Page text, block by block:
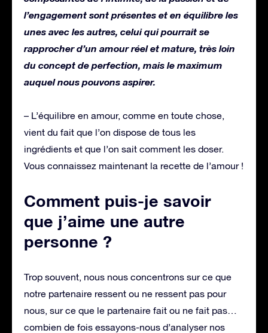
l’engagement sont présentes et en équilibre les
unes avec les autres, celui qui pourrait se
rapprocher d’un amour réel et mature, très loin
du concept de perfection, mais le maximum
auquel nous pouvons aspirer.
– L’équilibre en amour, comme en toute chose,
vient du fait que l’on dispose de tous les
ingrédients et que l’on sait comment les doser.
Vous connaissez maintenant la recette de l’amour !
Comment puis-je savoir
que j’aime une autre
personne ?
Trop souvent, nous nous concentrons sur ce que
notre partenaire ressent ou ne ressent pas pour
nous, sur ce que le partenaire fait ou ne fait pas…
combien de fois essayons-nous d’analyser nos